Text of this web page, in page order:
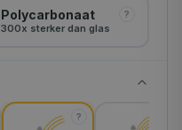
Polycarbonaat ?
300x sterker dan glas
?